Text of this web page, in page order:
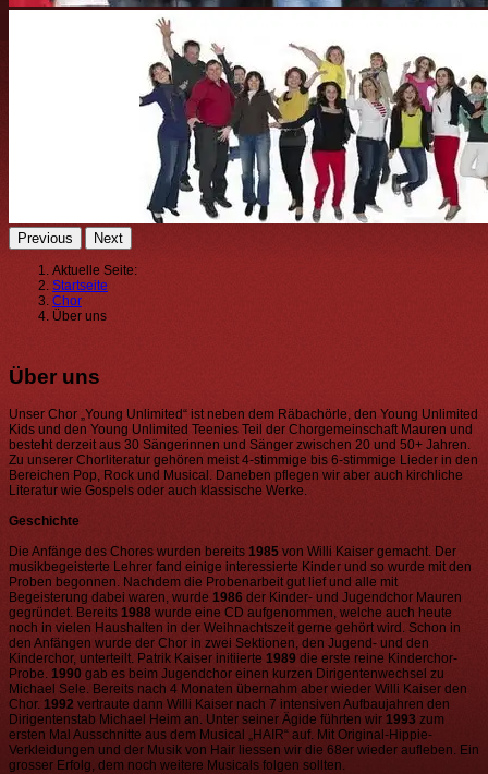
Previous Next
Aktuelle Seite:
Startseite
Chor
Über uns
Über uns
Unser Chor „Young Unlimited“ ist neben dem Räbachörle, den Young Unlimited
Kids und den Young Unlimited Teenies Teil der Chorgemeinschaft Mauren und
besteht derzeit aus 30 Sängerinnen und Sänger zwischen 20 und 50+ Jahren.
Zu unserer Chorliteratur gehören meist 4-stimmige bis 6-stimmige Lieder in den
Bereichen Pop, Rock und Musical. Daneben pflegen wir aber auch kirchliche
Literatur wie Gospels oder auch klassische Werke.
Geschichte
Die Anfänge des Chores wurden bereits 1985 von Willi Kaiser gemacht. Der
musikbegeisterte Lehrer fand einige interessierte Kinder und so wurde mit den
Proben begonnen. Nachdem die Probenarbeit gut lief und alle mit
Begeisterung dabei waren, wurde 1986 der Kinder- und Jugendchor Mauren
gegründet. Bereits 1988 wurde eine CD aufgenommen, welche auch heute
noch in vielen Haushalten in der Weihnachtszeit gerne gehört wird. Schon in
den Anfängen wurde der Chor in zwei Sektionen, den Jugend- und den
Kinderchor, unterteilt. Patrik Kaiser initiierte 1989 die erste reine Kinderchor-
Probe. 1990 gab es beim Jugendchor einen kurzen Dirigentenwechsel zu
Michael Sele. Bereits nach 4 Monaten übernahm aber wieder Willi Kaiser den
Chor. 1992 vertraute dann Willi Kaiser nach 7 intensiven Aufbaujahren den
Dirigentenstab Michael Heim an. Unter seiner Ägide führten wir 1993 zum
ersten Mal Ausschnitte aus dem Musical „HAIR“ auf. Mit Original-Hippie-
Verkleidungen und der Musik von Hair liessen wir die 68er wieder aufleben. Ein
grosser Erfolg, dem noch weitere Musicals folgen sollten.